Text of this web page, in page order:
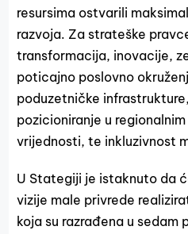
resursima ostvarili
razvoja. Za strateške
transformacija, inovacije,
poticajno poslovno
poduzetničke
pozicioniranje u
vrijednosti, te inkluzivnost
U Stategiji je istaknuto da
vizije male privrede
koja su razrađena u sedam